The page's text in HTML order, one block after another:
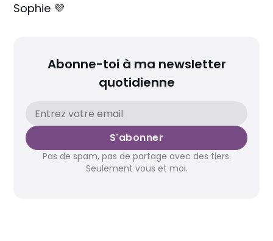
Sophie 💜
Abonne-toi à ma newsletter
quotidienne
S'abonner
Pas de spam, pas de partage avec des tiers.
Seulement vous et moi.